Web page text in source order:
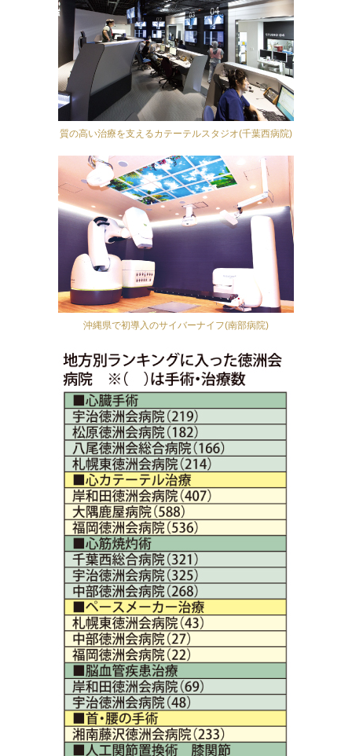
質の高い治療を支えるカテーテルスタジオ(千葉西病院)
沖縄県で初導入のサイバーナイフ(南部病院)